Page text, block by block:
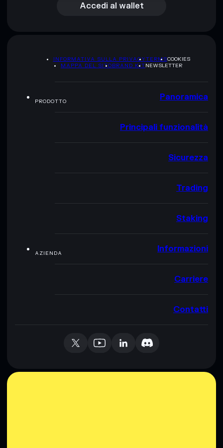
Accedi al wallet
INFORMATIVA SULLA PRIVACYTERMSCOOKIES
MAPPA DEL SITOBRAND KITNEWSLETTER
PRODOTTO Panoramica
Principali funzionalità
Sicurezza
Trading
Staking
AZIENDA Informazioni
Carriere
Contatti